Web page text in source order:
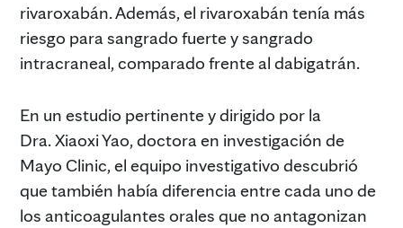
rivaroxabán. Además, el rivaroxabán tenía más
riesgo para sangrado fuerte y sangrado
intracraneal, comparado frente al dabigatrán.
En un estudio pertinente y dirigido por la
Dra. Xiaoxi Yao, doctora en investigación de
Mayo Clinic, el equipo investigativo descubrió
que también había diferencia entre cada uno de
los anticoagulantes orales que no antagonizan